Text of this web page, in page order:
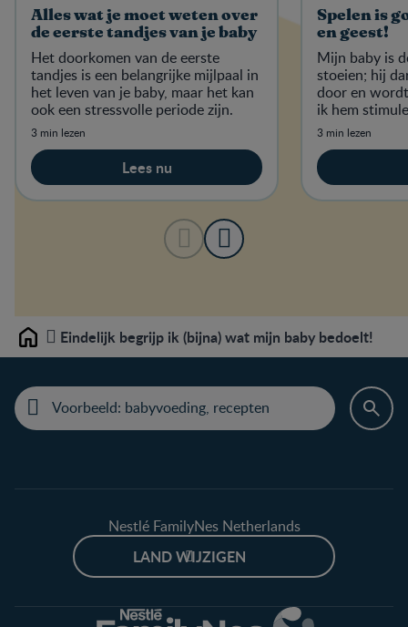
Alles wat je moet weten over
de eerste tandjes van je baby
Het doorkomen van de eerste
tandjes is een belangrijke mijlpaal in
het leven van je baby, maar het kan
ook een stressvolle periode zijn.
3 min lezen
Lees nu
Spelen is
en geest!
Mijn baby is
stoeien; hij
door en
ik hem
activiteiten?
3 min lezen
Home Eindelijk begrijp ik (bijna) wat mijn baby bedoelt!
Nestlé FamilyNes Netherlands
LAND WIJZIGEN